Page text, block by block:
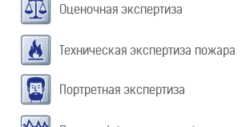
Оценочная экспертиза
Техническая экспертиза пожара
Портретная экспертиза